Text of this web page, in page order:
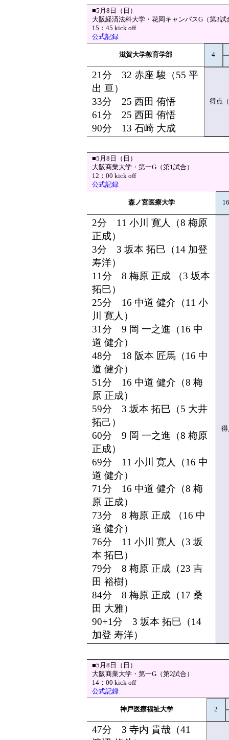
■5月8日（日）
大阪経済法科大学・花岡キャンパスG（第3試
15：45 kick off
公式記録
滋賀大学教育学部 4
21分 32 赤座 駿（55 平
出 亘）
33分 25 西田 侑悟
61分 25 西田 侑悟
90分 13 石崎 大成
得点
■5月8日（日）
大阪商業大学・第一G（第1試合）
12：00 kick off
公式記録
森ノ宮医療大学 16
2分 11 小川 寛人（8 梅原
正成）
3分 3 坂本 拓巳（14 加登
寿洋）
11分 8 梅原 正成 （3 坂本
拓巳）
25分 16 中道 健介（11 小
川 寛人）
31分 9 岡 一之進（16 中
道 健介）
48分 18 阪本 匠馬（16 中
道 健介）
51分 16 中道 健介（8 梅
原 正成）
59分 3 坂本 拓巳（5 大井
拓己）
60分 9 岡 一之進（8 梅原
正成）
69分 11 小川 寛人（16 中
道 健介）
71分 16 中道 健介（8 梅
原 正成）
73分 8 梅原 正成 （16 中
道 健介）
76分 11 小川 寛人（3 坂
本 拓巳）
79分 8 梅原 正成（23 吉
田 裕樹）
84分 8 梅原 正成（17 桑
田 大雅）
90+1分 3 坂本 拓巳（14
加登 寿洋）
■5月8日（日）
大阪商業大学・第一G（第2試合）
14：00 kick off
公式記録
神戸医療福祉大学 2
47分 3 寺内 貴哉（41